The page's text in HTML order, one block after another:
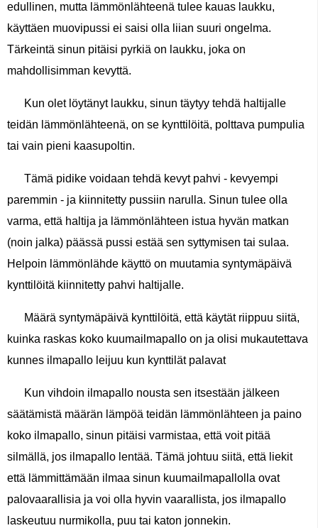
edullinen, mutta lämmönlähteenä tulee kauas laukku,
käyttäen muovipussi ei saisi olla liian suuri ongelma.
Tärkeintä sinun pitäisi pyrkiä on laukku, joka on
mahdollisimman kevyttä.
Kun olet löytänyt laukku, sinun täytyy tehdä haltijalle
teidän lämmönlähteenä, on se kynttilöitä, polttava pumpulia
tai vain pieni kaasupoltin.
Tämä pidike voidaan tehdä kevyt pahvi - kevyempi
paremmin - ja kiinnitetty pussiin narulla. Sinun tulee olla
varma, että haltija ja lämmönlähteen istua hyvän matkan
(noin jalka) päässä pussi estää sen syttymisen tai sulaa.
Helpoin lämmönlähde käyttö on muutamia syntymäpäivä
kynttilöitä kiinnitetty pahvi haltijalle.
Määrä syntymäpäivä kynttilöitä, että käytät riippuu siitä,
kuinka raskas koko kuumailmapallo on ja olisi mukautettava
kunnes ilmapallo leijuu kun kynttilät palavat
Kun vihdoin ilmapallo nousta sen itsestään jälkeen
säätämistä määrän lämpöä teidän lämmönlähteen ja paino
koko ilmapallo, sinun pitäisi varmistaa, että voit pitää
silmällä, jos ilmapallo lentää. Tämä johtuu siitä, että liekit
että lämmittämään ilmaa sinun kuumailmapallolla ovat
palovaarallisia ja voi olla hyvin vaarallista, jos ilmapallo
laskeutuu nurmikolla, puu tai katon jonnekin.